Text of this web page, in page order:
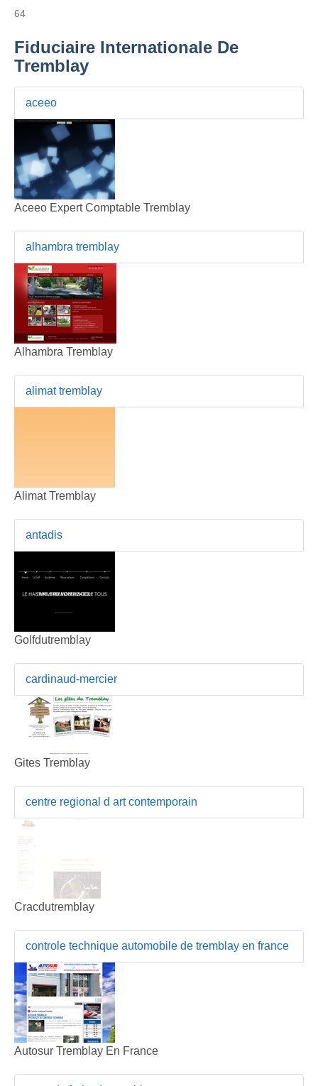
64
Fiduciaire Internationale De
Tremblay
aceeo
Aceeo Expert Comptable Tremblay
alhambra tremblay
Alhambra Tremblay
alimat tremblay
Alimat Tremblay
antadis
Golfdutremblay
cardinaud-mercier
Gites Tremblay
centre regional d art contemporain
Cracdutremblay
controle technique automobile de tremblay en france
Autosur Tremblay En France